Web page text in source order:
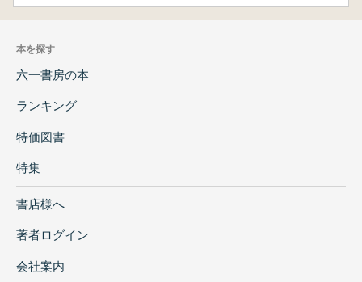
本を探す
六一書房の本
ランキング
特価図書
特集
書店様へ
著者ログイン
会社案内